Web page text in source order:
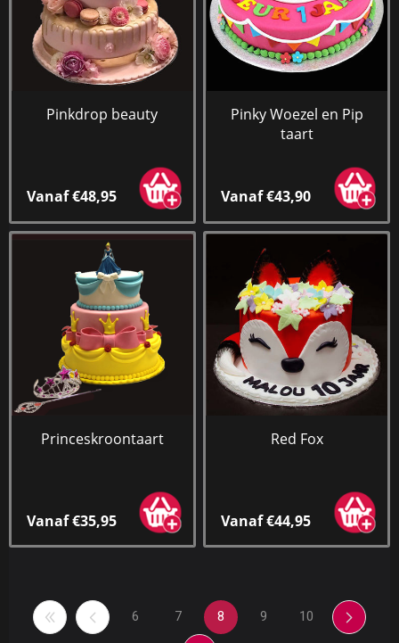
Pinkdrop beauty
Vanaf €48,95
Pinky Woezel en Pip
taart
Vanaf €43,90
Princeskroontaart
Vanaf €35,95
Red Fox
Vanaf €44,95
6 7 8 9 10